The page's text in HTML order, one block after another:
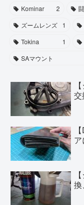
Kominar
2
ズームレンズ
1
Tokina
1
SAマウント
交
換